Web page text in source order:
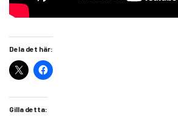
Dela det här:
Gilla detta: